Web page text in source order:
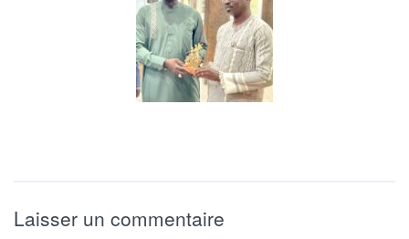
Laisser un commentaire